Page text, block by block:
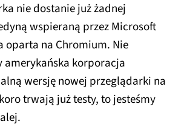
nie dostanie już żadnej
wspieraną przez Microsoft
oparta na Chromium. Nie
korporacja
wersję nowej przeglądarki na
trwają już testy, to jesteśmy